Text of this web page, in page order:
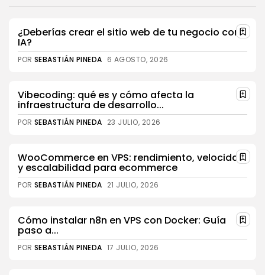
¿Deberías crear el sitio web de tu negocio con
IA?
POR SEBASTIÁN PINEDA 6 AGOSTO, 2026
Vibecoding: qué es y cómo afecta la
infraestructura de desarrollo...
POR SEBASTIÁN PINEDA 23 JULIO, 2026
WooCommerce en VPS: rendimiento, velocidad
y escalabilidad para ecommerce
POR SEBASTIÁN PINEDA 21 JULIO, 2026
Cómo instalar n8n en VPS con Docker: Guía
paso a...
POR SEBASTIÁN PINEDA 17 JULIO, 2026